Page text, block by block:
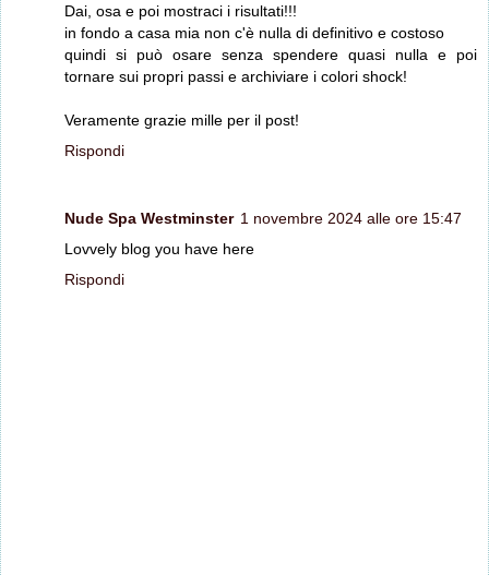
Dai, osa e poi mostraci i risultati!!!
in fondo a casa mia non c'è nulla di definitivo e costoso
quindi si può osare senza spendere quasi nulla e poi
tornare sui propri passi e archiviare i colori shock!
Veramente grazie mille per il post!
Rispondi
Nude Spa Westminster 1 novembre 2024 alle ore 15:47
Lovvely blog you have here
Rispondi